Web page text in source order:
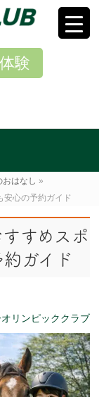
験
おはなし »
安心の予約ガイド
すめスポ
ガイド
リンピッククラブ